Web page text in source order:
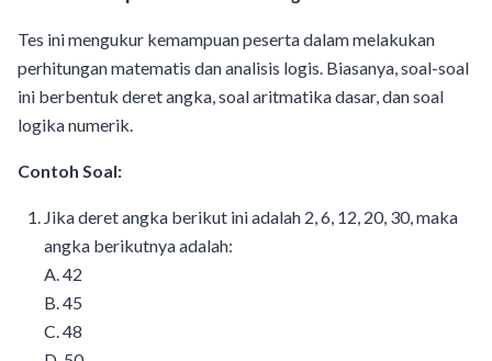
Tes ini mengukur kemampuan peserta dalam melakukan
perhitungan matematis dan analisis logis. Biasanya, soal-soal
ini berbentuk deret angka, soal aritmatika dasar, dan soal
logika numerik.
Contoh Soal:
Jika deret angka berikut ini adalah 2, 6, 12, 20, 30, maka
angka berikutnya adalah:
A. 42
B. 45
C. 48